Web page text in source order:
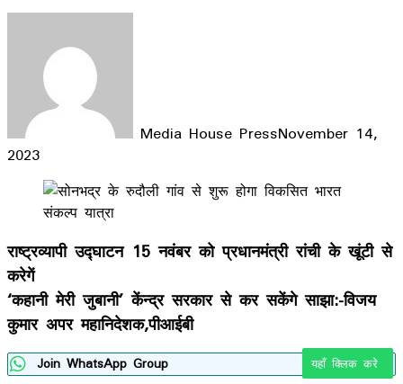
Media House PressNovember 14,
2023
Facebook
LinkedIn
WhatsApp
Telegram
राष्ट्रव्यापी उद्घाटन 15 नवंबर को प्रधानमंत्री रांची के खूंटी से
करेगें
‘कहानी मेरी जुबानी’ केंन्द्र सरकार से कर सकेंगे साझा:-विजय
कुमार अपर महानिदेशक,पीआईबी
Join WhatsApp Group यहाँ क्लिक करे